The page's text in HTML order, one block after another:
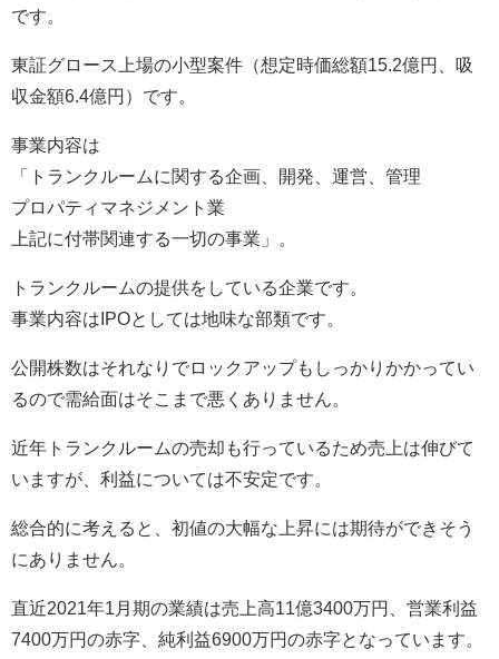
です。
東証グロース上場の小型案件（想定時価総額15.2億円、吸
収金額6.4億円）です。
事業内容は
「トランクルームに関する企画、開発、運営、管理
プロパティマネジメント業
上記に付帯関連する一切の事業」。
トランクルームの提供をしている企業です。
事業内容はIPOとしては地味な部類です。
公開株数はそれなりでロックアップもしっかりかかってい
るので需給面はそこまで悪くありません。
近年トランクルームの売却も行っているため売上は伸びて
いますが、利益については不安定です。
総合的に考えると、初値の大幅な上昇には期待ができそう
にありません。
直近2021年1月期の業績は売上高11億3400万円、営業利益
7400万円の赤字、純利益6900万円の赤字となっています。